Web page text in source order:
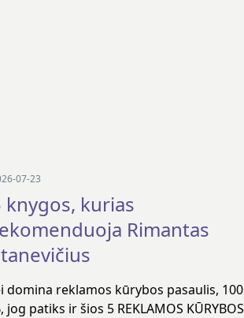
07-23
knygos, kurias
Rimantas
domina reklamos kūrybos pasaulis, 100
jog patiks ir šios 5 REKLAMOS KŪRYBOS